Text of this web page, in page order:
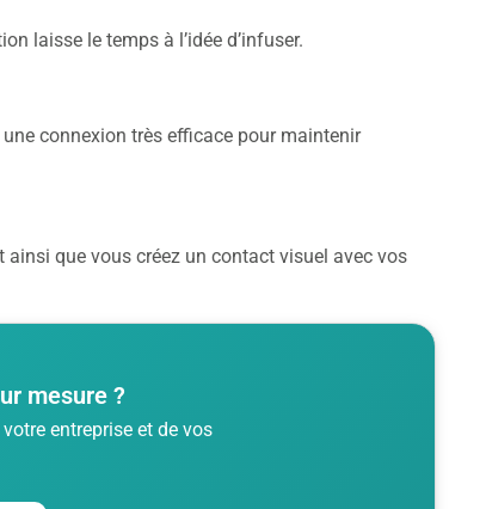
laisse le temps à l’idée d’infuser.
connexion très efficace pour maintenir
ainsi que vous créez un contact visuel avec vos
mesure ?
entreprise et de vos